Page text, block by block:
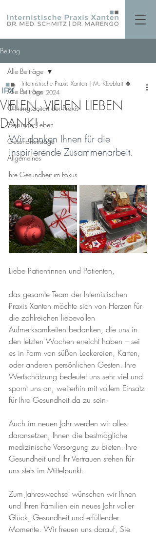
Beitrag
Alle Beiträge
Öffnungszeiten der Praxis
Gesünder Leben
Gesundheitstage
Allgemeines
Ihre Gesundheit im Fokus
Prävention
Alle Beiträge
VIELEN, VIELEN LIEBEN
DANK!
Internistische Praxis Xanten | M. Kleeblatt 🍀
11. Dez. 2024
Wir danken Ihnen für die
inspirierende Zusammenarbeit.
Liebe Patientinnen und Patienten,
das gesamte Team der Internistischen
Praxis Xanten möchte sich von Herzen für
die zahlreichen liebevollen
Aufmerksamkeiten bedanken, die uns in
den letzten Wochen erreicht haben – sei
es in Form von süßen Leckereien, Karten,
oder anderen persönlichen Gesten. Ihre
Wertschätzung bedeutet uns sehr viel und
spornt uns an, weiterhin mit vollem Einsatz
für Ihre Gesundheit da zu sein.
Auch im neuen Jahr werden wir alles
daransetzen, Ihnen die bestmögliche
medizinische Versorgung zu bieten. Ihre
Gesundheit und Ihr Vertrauen stehen für
uns stets im Mittelpunkt.
Zum Jahreswechsel wünschen wir Ihnen
und Ihren Familien ein neues Jahr voller
Glück, Gesundheit und erfüllender
Momente. Wir freuen uns darauf, Sie